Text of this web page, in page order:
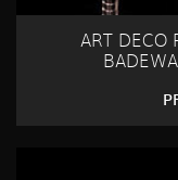
ART DECO